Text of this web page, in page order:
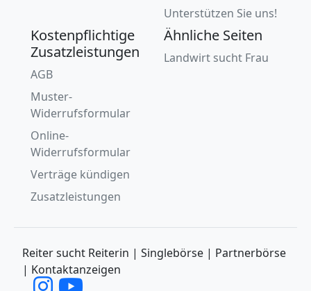
Unterstützen Sie uns!
Kostenpflichtige
Zusatzleistungen
AGB
Muster-
Widerrufsformular
Online-
Widerrufsformular
Verträge kündigen
Zusatzleistungen
Ähnliche Seiten
Landwirt sucht Frau
Reiter sucht Reiterin | Singlebörse | Partnerbörse
| Kontaktanzeigen